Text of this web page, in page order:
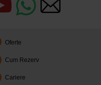
Oferte
Cum Rezerv
Cariere